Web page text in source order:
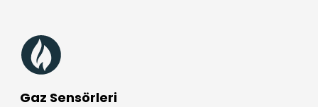
Gaz Sensörleri